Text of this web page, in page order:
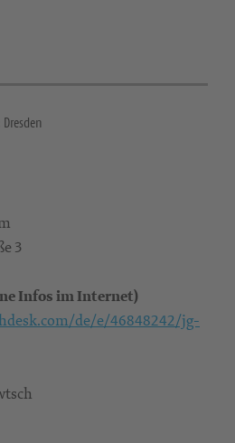
3
Infos im Internet)
de/e/46848242/jg-